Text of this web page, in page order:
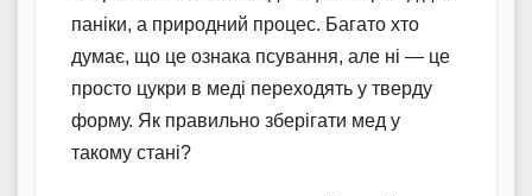
паніки, а природний процес. Багато хто
думає, що це ознака псування, але ні — це
просто цукри в меді переходять у тверду
форму. Як правильно зберігати мед у
такому стані?